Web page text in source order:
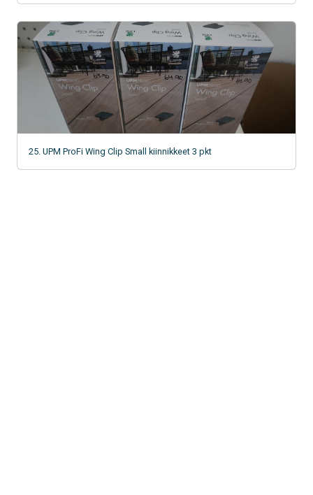
25. UPM ProFi Wing Clip Small kiinnikkeet 3 pkt